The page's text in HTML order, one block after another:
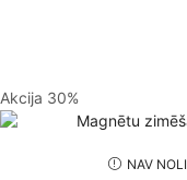
Akcija 30%
NAV